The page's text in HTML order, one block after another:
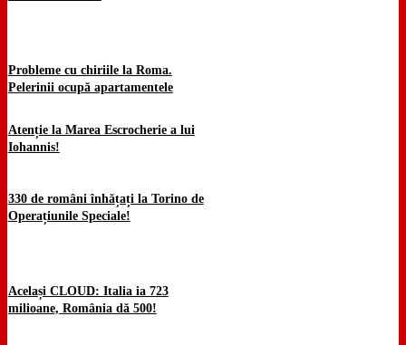
Probleme cu chiriile la Roma.
Pelerinii ocupă apartamentele
Atenție la Marea Escrocherie a lui
Iohannis!
330 de români înhățați la Torino de
Operațiunile Speciale!
Același CLOUD: Italia ia 723
milioane, România dă 500!